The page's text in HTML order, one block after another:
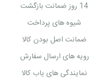
14 روز ضمانت بازگشت
شیوه های پرداخت
ضمانت اصل بودن کالا
رویه های ارسال سفارش
نمایندگی های یاب کالا